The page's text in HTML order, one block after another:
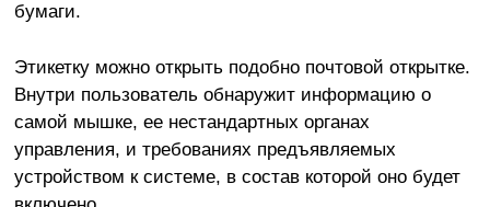
бумаги.
Этикетку можно открыть подобно почтовой открытке.
Внутри пользователь обнаружит информацию о
самой мышке, ее нестандартных органах
управления, и требованиях предъявляемых
устройством к системе, в состав которой оно будет